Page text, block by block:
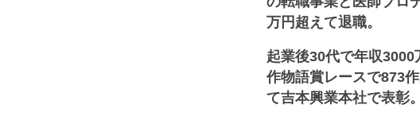
万円超えて退職。
起業後30代で年収
作物語賞レースで873
て吉本興業本社で表彰。